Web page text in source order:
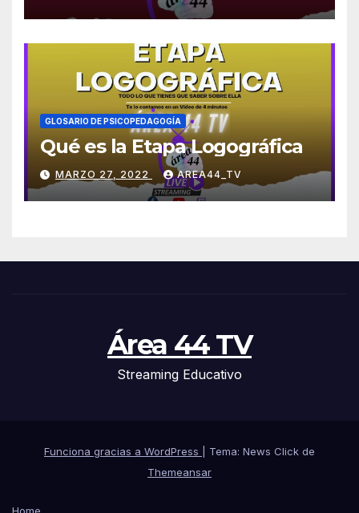
GLOSARIO DE PSICOPEDAGOGÍA
Qué es la Etapa Logográfica
MARZO 27, 2022 AREA44_TV
Área 44 TV
Streaming Educativo
Funciona gracias a WordPress
Tema: News Click de
Themeansar